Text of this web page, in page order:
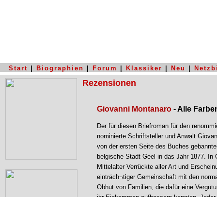
Start Biographien Forum Klassiker Neu
Rezensionen
Giovanni Montanaro - Alle
Der für diesen Briefroman für den
nominierte Schriftsteller und Anwalt
von der ersten Seite des Buches
belgische Stadt Geel in das Jahr 1877. In
Mittelalter Verrückte aller Art und
einträch¬tiger Gemeinschaft mit den
Obhut von Familien, die dafür eine